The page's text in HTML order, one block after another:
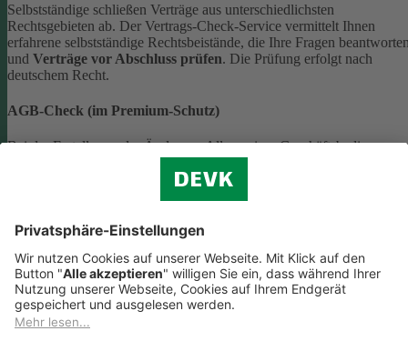
Selbstständige schließen Verträge aus unterschiedlichsten
Rechtsgebieten ab. Der Vertrags-Check-Service vermittelt Ihnen
erfahrene selbstständige Rechtsbeistände, die Ihre Fragen
und Verträge vor Abschluss prüfen. Die Prüfung erfolgt nach
deutschem Recht.
AGB-Check (im Premium-Schutz)
Bei der Erstellung oder Änderung Allgemeiner
(AGB) ist eine Vielzahl rechtlicher Vorschriften zu beachten. Wir
helfen Ihnen dabei und vermitteln Ihnen versierte selbstständige
Online-Portal der DAHAG Rechtsservices AG angeboten.
Beratungs-Rechtsschutz bei Unternehmensnachfolge
Wenn Sie Ihre Firma an eine Nachfolgerin oder einen Nachfolger